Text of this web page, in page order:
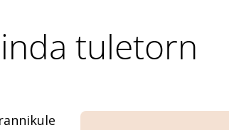
tuletorn